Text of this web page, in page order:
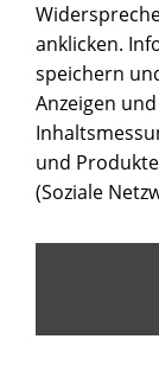
anklicken.
speichern
Anzeigen
und
(Soziale